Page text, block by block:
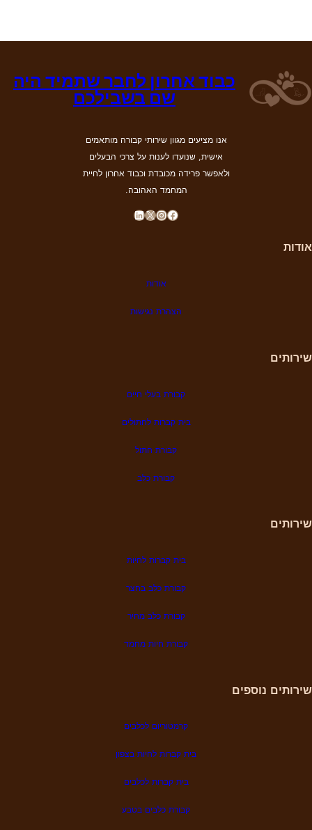
כבוד אחרון לחבר שתמיד היה
שם בשבילכם
אנו מציעים מגוון שירותי קבורה מותאמים
אישית, שנועדו לענות על צרכי הבעלים
ולאפשר פרידה מכובדת וכבוד אחרון לחיית
המחמד האהובה.
Facebook
Instagram
X
LinkedIn
אודות
אודות
הצהרת נגישות
שירותים
קבורת בעלי חיים
בית קברות לחתולים
קבורת חתול
קבורת כלב
שירותים
בית קברות לחיות
קבורת כלב בחצר
קבורת כלב מחיר
קבורת חיות מחמד
שירותים נוספים
קרמטוריום לכלבים
בית קברות לחיות בצפון
בית קברות לכלבים
קבורת כלבים בטבע